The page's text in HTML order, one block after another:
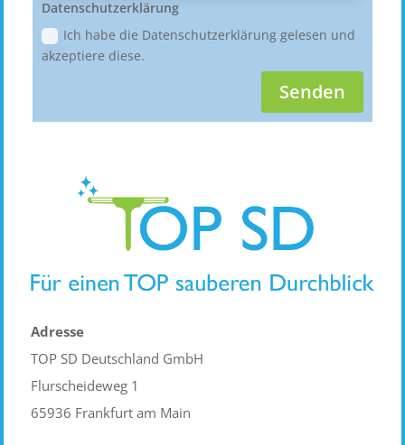
Datenschutzerklärung
Ich habe die Datenschutzerklärung gelesen und
akzeptiere diese.
Senden
Adresse
TOP SD Deutschland GmbH
Flurscheideweg 1
65936 Frankfurt am Main